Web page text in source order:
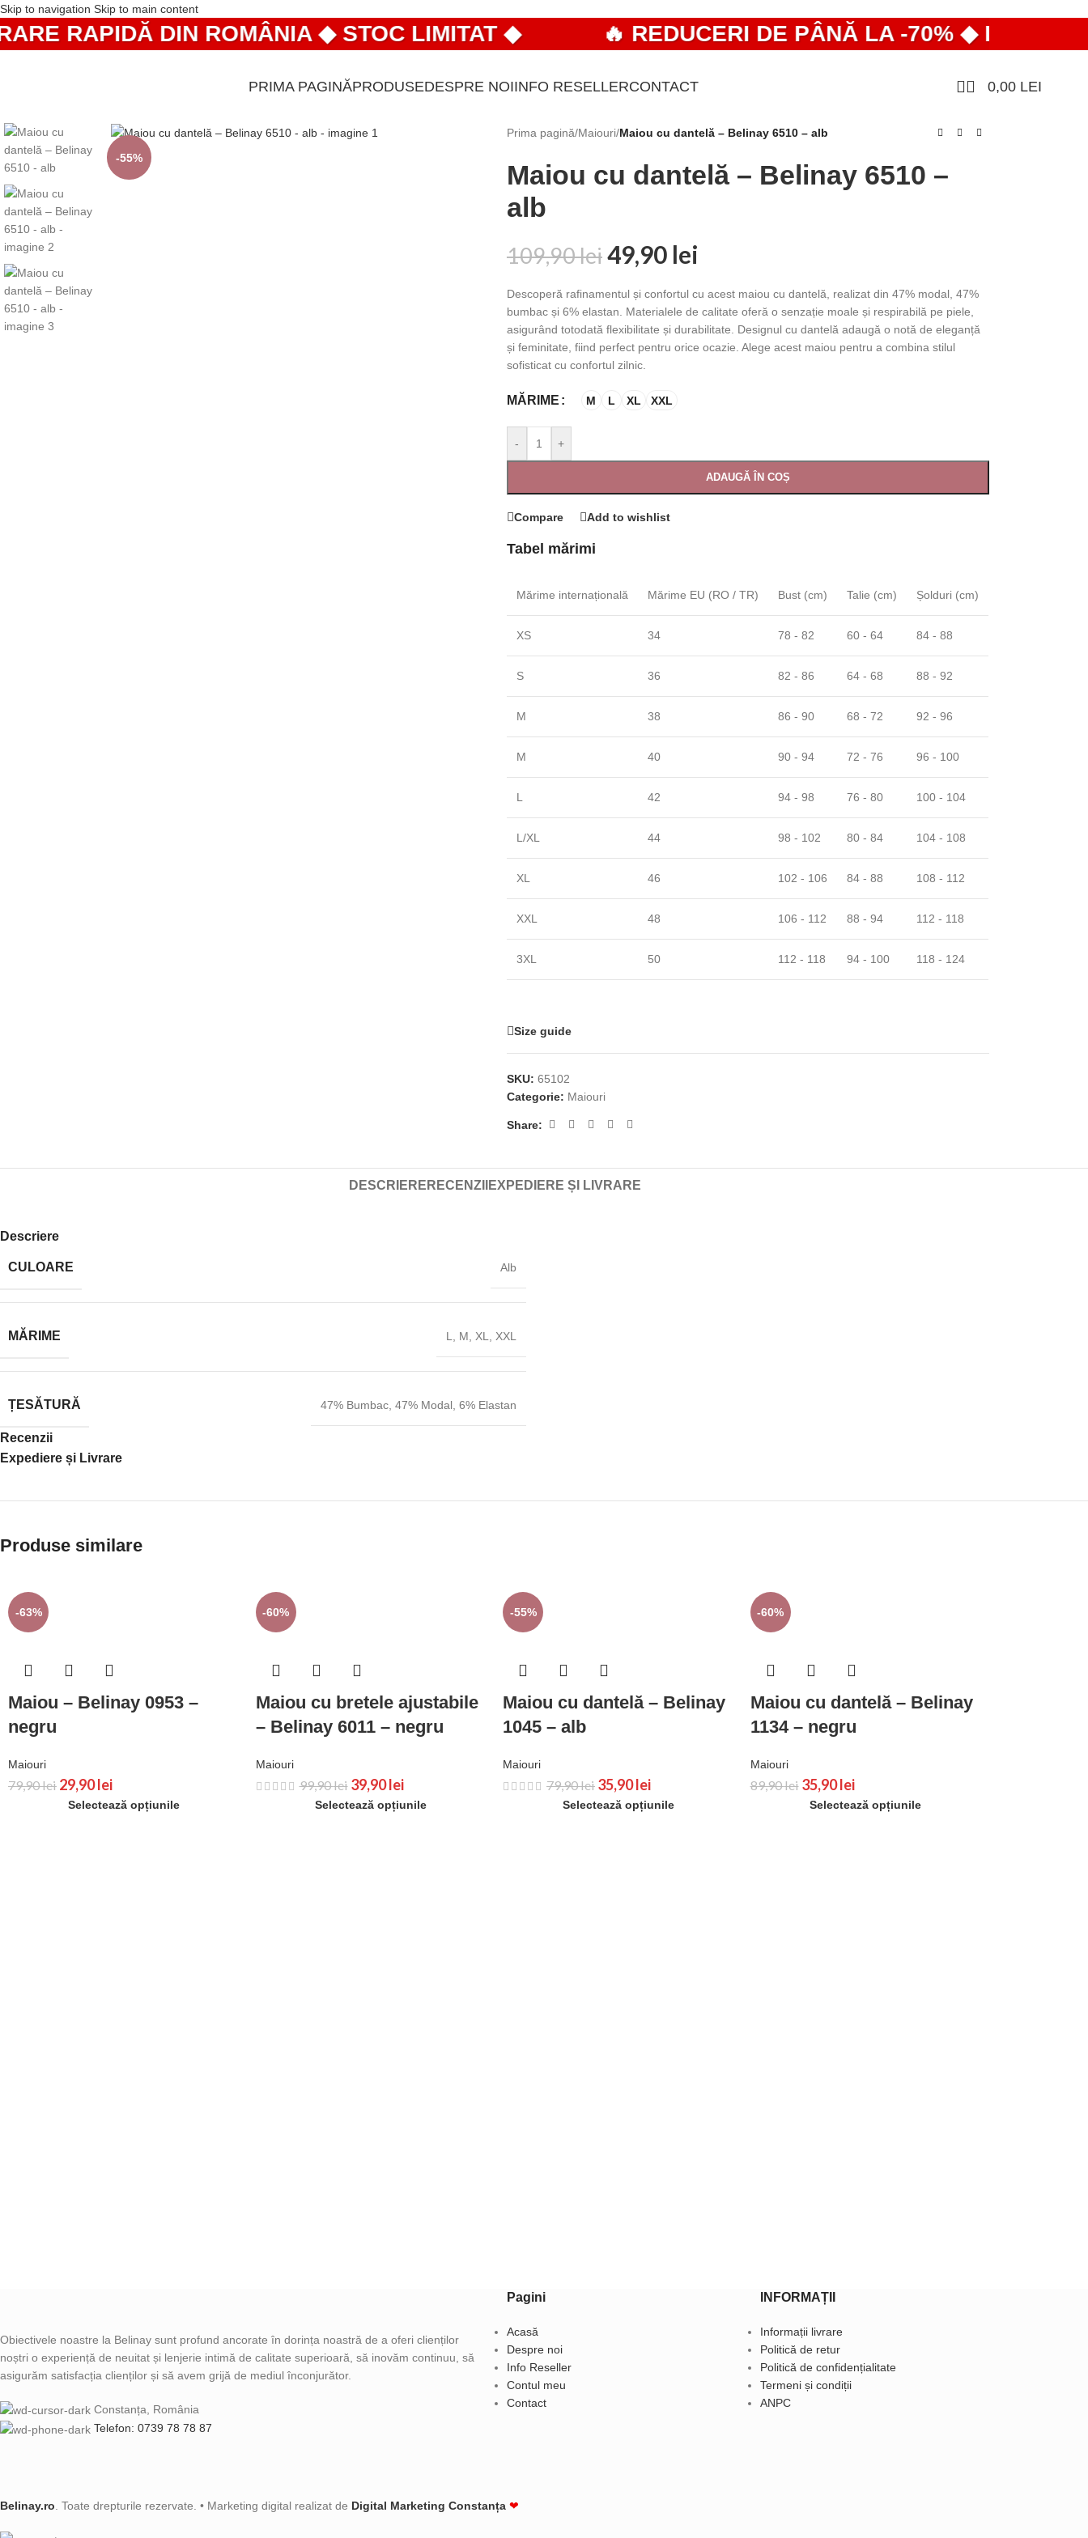
Skip to navigation Skip to main content
RAPIDĂ DIN ROMÂNIA ◆ STOC LIMITAT ◆ 🔥 REDUCERI DE PÂNĂ LA -70% ◆
PRIMA PAGINĂPRODUSEDESPRE NOIINFO RESELLERCONTACT 0,00 LEI
-55%
Prima pagină/Maiouri/Maiou cu dantelă – Belinay 6510 – alb
Maiou cu dantelă – Belinay 6510 –
alb
109,90lei49,90 lei
Descoperă rafinamentul și confortul cu acest maiou cu dantelă, realizat din 47% modal, 47%
bumbac și 6% elastan. Materialele de calitate oferă o senzație moale și respirabilă pe piele,
asigurând totodată flexibilitate și durabilitate. Designul cu dantelă adaugă o notă de eleganță
și feminitate, fiind perfect pentru orice ocazie. Alege acest maiou pentru a combina stilul
sofisticat cu confortul zilnic.
MĂRIME M L XL XXL
- +
ADAUGĂ ÎN COȘ
Compare Add to wishlist
Tabel mărimi
Mărime internațională Mărime EU (RO / TR) Bust (cm) Talie (cm) Șolduri (cm)
XS 34 78 - 82 60 - 64 84 - 88
S 36 82 - 86 64 - 68 88 - 92
M 38 86 - 90 68 - 72 92 - 96
M 40 90 - 94 72 - 76 96 - 100
L 42 94 - 98 76 - 80 100 - 104
L/XL 44 98 - 102 80 - 84 104 - 108
XL 46 102 - 106 84 - 88 108 - 112
XXL 48 106 - 112 88 - 94 112 - 118
3XL 50 112 - 118 94 - 100 118 - 124
Size guide
SKU: 65102
Categorie: Maiouri
Share:
DESCRIERE RECENZII EXPEDIERE ȘI LIVRARE
Descriere
CULOARE Alb
MĂRIME L M XL XXL
ȚESĂTURĂ 47% Bumbac 47% Modal 6% Elastan
Recenzii
Expediere și Livrare
Produse similare
-63%
Maiou – Belinay 0953 –
negru
Maiouri
79,90lei 29,90lei
Selectează opțiunile
-60%
Maiou cu bretele ajustabile
– Belinay 6011 – negru
Maiouri
99,90lei 39,90lei
Selectează opțiunile
-55%
Maiou cu dantelă – Belinay
1045 – alb
Maiouri
79,90lei 35,90lei
Selectează opțiunile
-60%
Maiou cu dantelă – Belinay
1134 – negru
Maiouri
89,90lei 35,90lei
Selectează opțiunile
Obiectivele noastre la Belinay sunt profund ancorate în dorința noastră de a oferi clienților
noștri o experiență de neuitat și lenjerie intimă de calitate superioară, să inovăm continuu, să
asigurăm satisfacția clienților și să avem grijă de mediul înconjurător.
Constanța, România
Telefon: 0739 78 78 87
Pagini
Acasă
Despre noi
Info Reseller
Contul meu
Contact
INFORMAȚII
Informații livrare
Politică de retur
Politică de confidențialitate
Termeni și condiții
ANPC
Belinay.ro . Toate drepturile rezervate. • Marketing digital realizat de Digital Marketing Constanța ❤